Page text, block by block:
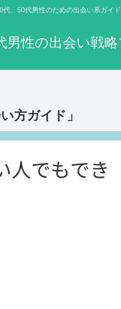
代、50代男性のための出会い系ガイド
男性の出会い戦
方ガイド」